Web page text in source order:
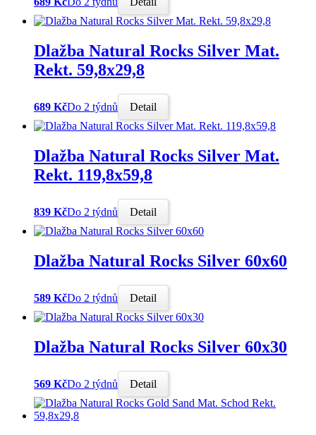
Dlažba Natural Rocks Silver Mat.
Rekt. 59,8x29,8
689 KčDo 2 týdnů Detail
Dlažba Natural Rocks Silver Mat.
Rekt. 119,8x59,8
839 KčDo 2 týdnů Detail
Dlažba Natural Rocks Silver 60x60
589 KčDo 2 týdnů Detail
Dlažba Natural Rocks Silver 60x30
569 KčDo 2 týdnů Detail